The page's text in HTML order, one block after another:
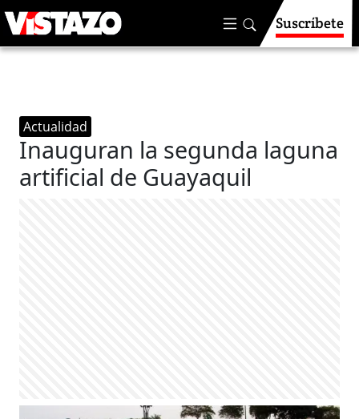
Suscríbete
Actualidad
Inauguran la segunda laguna
artificial de Guayaquil